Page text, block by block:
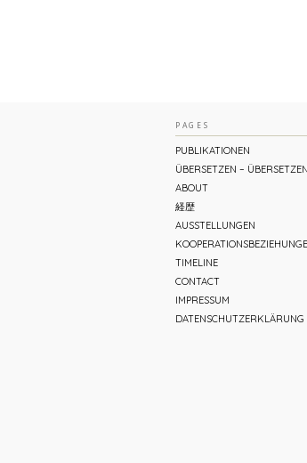
PAGES
PUBLIKATIONEN
ÜBERSETZEN – ÜBERSETZEN
ABOUT
経歴
AUSSTELLUNGEN
TIMELINE
CONTACT
IMPRESSUM
DATENSCHUTZERKLÄRUNG